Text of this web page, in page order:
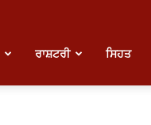
ਰਾਸ਼ਟਰੀ ਸਿਹਤ